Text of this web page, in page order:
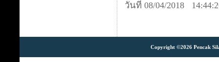
วันที่ 08/04/2018
Copyright ©2026 Pencak